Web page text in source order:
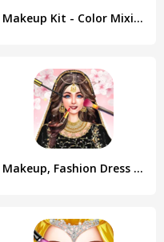
Makeup Kit - Color Mixing
Makeup, Fashion Dress up Games